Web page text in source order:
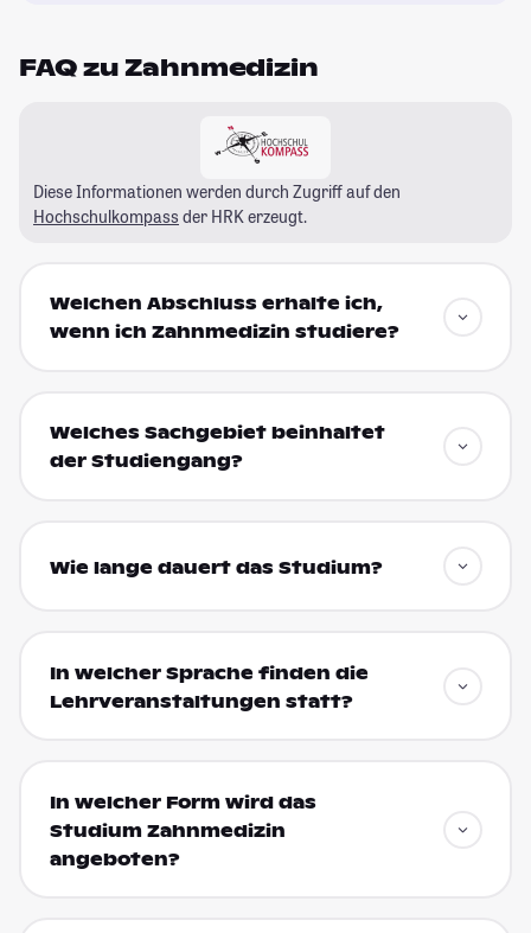
FAQ zu Zahnmedizin
Diese Informationen werden durch Zugriff auf den
Hochschulkompass der HRK erzeugt.
Welchen Abschluss erhalte ich,
wenn ich Zahnmedizin studiere?
Welches Sachgebiet beinhaltet
der Studiengang?
Wie lange dauert das Studium?
In welcher Sprache finden die
Lehrveranstaltungen statt?
In welcher Form wird das
Studium Zahnmedizin
angeboten?